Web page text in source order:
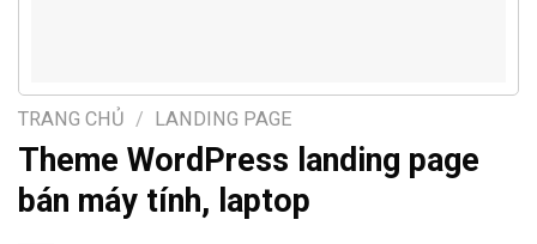
TRANG CHỦ / LANDING PAGE
Theme WordPress landing page
bán máy tính, laptop